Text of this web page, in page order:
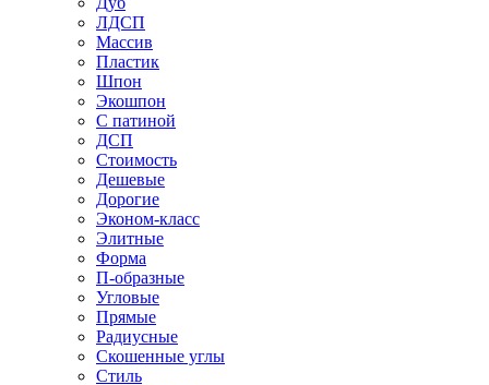
ЛДСП
Массив
Пластик
Шпон
Экошпон
С патиной
ДСП
Стоимость
Дешевые
Дорогие
Эконом-класс
Элитные
Форма
П-образные
Угловые
Прямые
Радиусные
Скошенные углы
Стиль